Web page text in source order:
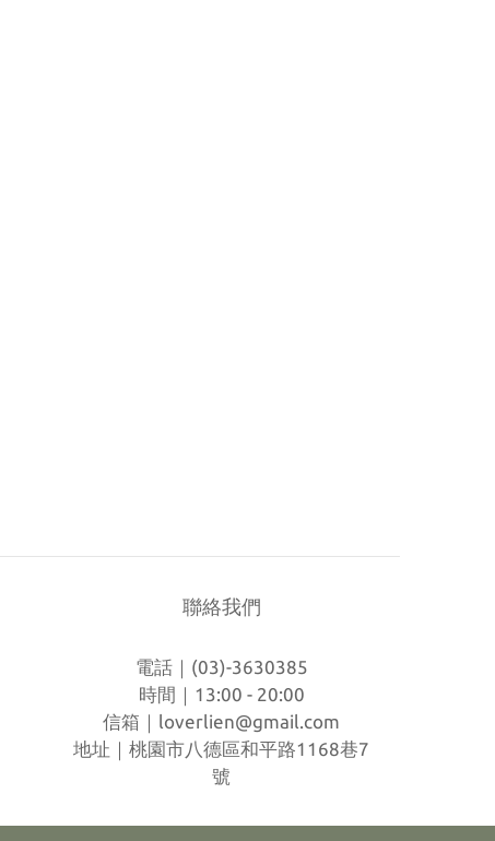
聯絡我們
電話｜(03)-3630385
時間｜13:00 - 20:00
信箱｜ loverlien@gmail.com
地址｜桃園市八德區和平路1168巷7
號